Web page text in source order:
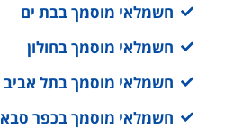
חשמלאי מוסמך בבת ים
חשמלאי מוסמך בחולון
חשמלאי מוסמך בתל אביב
חשמלאי מוסמך בכפר סבא